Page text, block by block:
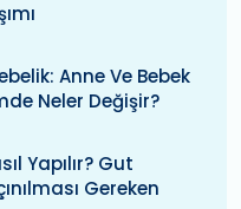
Anne Ve Bebek
Neler Değişir?
Yapılır? Gut
Gereken